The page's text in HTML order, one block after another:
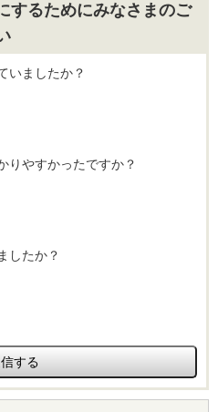
するためにみなさまのご
いましたか？
りやすかったですか？
したか？